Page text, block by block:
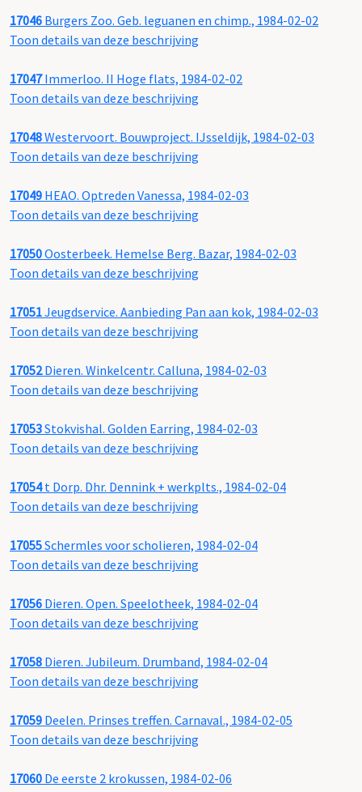
17046 Burgers Zoo. Geb. leguanen en chimp., 1984-02-02
Toon details van deze beschrijving
17047Immerloo. II Hoge flats, 1984-02-02
Toon details van deze beschrijving
17048Westervoort. Bouwproject. IJsseldijk, 1984-02-03
Toon details van deze beschrijving
17049 HEAO. Optreden Vanessa, 1984-02-03
Toon details van deze beschrijving
17050Oosterbeek. Hemelse Berg. Bazar, 1984-02-03
Toon details van deze beschrijving
17051Jeugdservice. Aanbieding Pan aan kok, 1984-02-03
Toon details van deze beschrijving
17052Dieren. Winkelcentr. Calluna, 1984-02-03
Toon details van deze beschrijving
17053Stokvishal. Golden Earring, 1984-02-03
Toon details van deze beschrijving
17054t Dorp. Dhr. Dennink + werkplts., 1984-02-04
Toon details van deze beschrijving
17055Schermles voor scholieren, 1984-02-04
Toon details van deze beschrijving
17056 Dieren. Open. Speelotheek, 1984-02-04
Toon details van deze beschrijving
17058 Dieren. Jubileum. Drumband, 1984-02-04
Toon details van deze beschrijving
17059 Deelen. Prinses treffen. Carnaval., 1984-02-05
Toon details van deze beschrijving
17060 De eerste 2 krokussen, 1984-02-06